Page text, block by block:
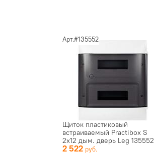
Арт.#135552
Щиток пластиковый
встраиваемый Practibox S
2х12 дым. дверь Leg 135552
2 522